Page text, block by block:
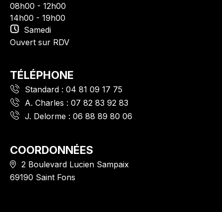
08h00 - 12h00
14h00 - 19h00
Samedi
Ouvert sur RDV
TÉLÉPHONE
Standard : 04 81 09 17 75
A. Charles : 07 82 83 92 83
J. Delorme : 06 88 89 80 06
COORDONNÉES
2 Boulevard Lucien Sampaix
69190 Saint Fons